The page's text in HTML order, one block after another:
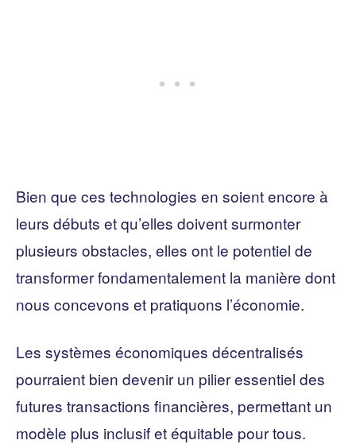
Bien que ces technologies en soient encore à
leurs débuts et qu’elles doivent surmonter
plusieurs obstacles, elles ont le potentiel de
transformer fondamentalement la manière dont
nous concevons et pratiquons l’économie.
Les systèmes économiques décentralisés
pourraient bien devenir un pilier essentiel des
futures transactions financières, permettant un
modèle plus inclusif et équitable pour tous.